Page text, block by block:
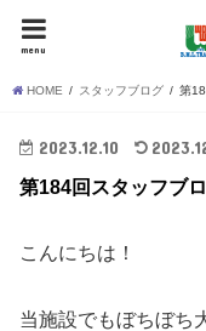
menu
HOME スタッフブログ 第
2023.12.10
第184回スタッフ
こんにちは！
当施設でもぼちぼち